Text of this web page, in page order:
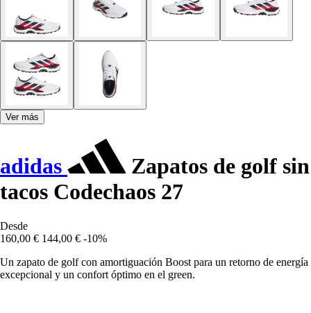
Ver más
adidas
Zapatos de golf sin
tacos Codechaos 27
Desde
160,00 € 144,00 € -10%
Un zapato de golf con amortiguación Boost para un retorno de energía
excepcional y un confort óptimo en el green.